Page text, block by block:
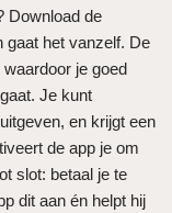
Download de
gaat het vanzelf. De
je goed
Je kunt
en krijgt een
de app je om
slot: betaal je te
dit aan én helpt hij